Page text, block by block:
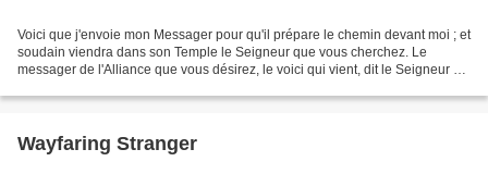
Voici que j'envoie mon Messager pour qu'il prépare le chemin devant moi ; et
soudain viendra dans son Temple le Seigneur que vous cherchez. Le
messager de l'Alliance que vous désirez, le voici qui vient, dit le Seigneur de
Wayfaring Stranger